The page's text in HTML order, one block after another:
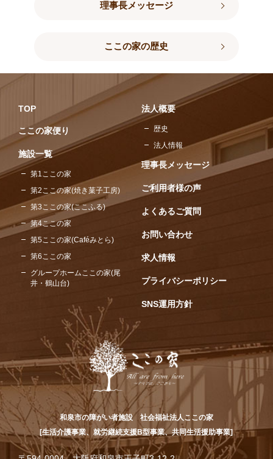
理事長メッセージ
ここの家の歴史
TOP
ここの家便り
施設一覧
第1ここの家
第2ここの家(焼き菓子工房)
第3ここの家(ここふる)
第4ここの家
第5ここの家(Caféみとら)
第6ここの家
グループホームここの家(尾
井・鶴山台)
法人概要
歴史
法人情報
理事長メッセージ
ご利用者様の声
よくあるご質問
お問い合わせ
求人情報
プライバシーポリシー
SNS運用方針
和泉市の障がい者施設 社会福祉法人ここの家
[生活介護事業、就労継続支援B型事業、共同生活援助事業]